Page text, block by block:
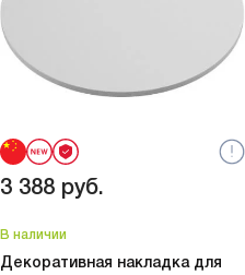
3 388 руб.
В наличии
Декоративная накладка для